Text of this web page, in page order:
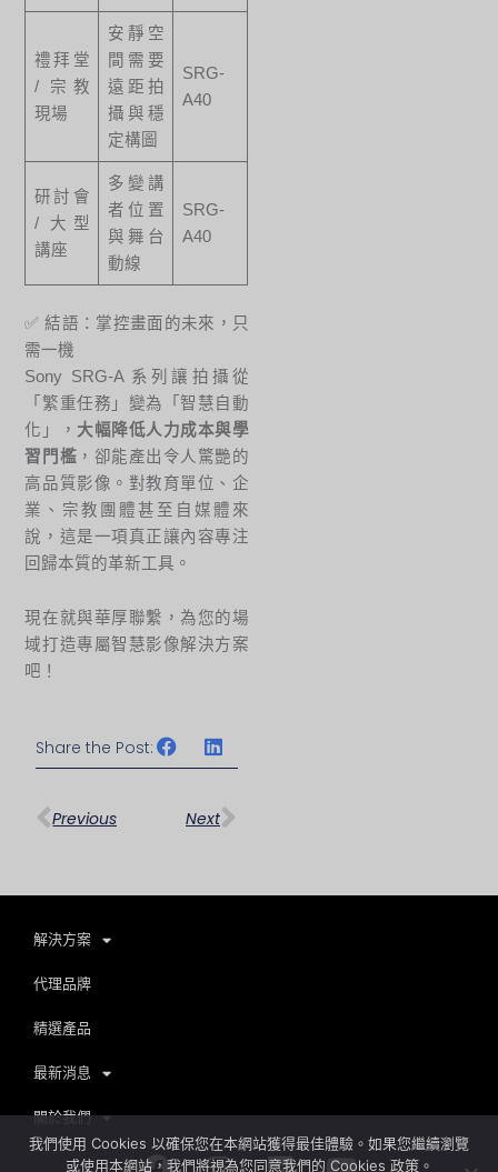
禮拜堂
/ 宗教
現場
安靜空
間需要
遠距拍
攝與穩
定構圖
SRG-
A40
研討會
/ 大型
講座
多變講
者位置
與舞台
動線
SRG-
A40
✅ 結語：掌控畫面的未來，只
需一機
Sony SRG-A 系列讓拍攝從
「繁重任務」變為「智慧自動
化」， 大幅降低人力成本與學
習門檻 ，卻能產出令人驚艷的
高品質影像。對教育單位、企
業、宗教團體甚至自媒體來
說，這是一項真正讓內容專注
回歸本質的革新工具。
現在就與華厚聯繫，為您的場
域打造專屬智慧影像解決方案
吧！
Share the Post:
上一頁
Previous Next
下一篇
解決方案
代理品牌
精選產品
最新消息
關於我們
FacebookInstagram
LinkedinYoutube
我們使用 Cookies 以確保您在本網站獲得最佳體驗。如果您繼續瀏覽
或使用本網站，我們將視為您同意我們的 Cookies 政策。